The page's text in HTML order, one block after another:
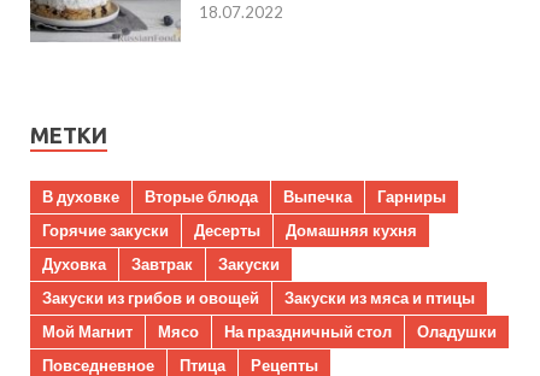
18.07.2022
МЕТКИ
В духовке Вторые блюда Выпечка
Гарниры
Горячие закуски
Десерты
Домашняя кухня
Духовка
Завтрак
Закуски
Закуски из грибов и овощей
Закуски из мяса и птицы
Мой Магнит
Мясо На праздничный стол
Оладушки
Повседневное
Птица
Рецепты